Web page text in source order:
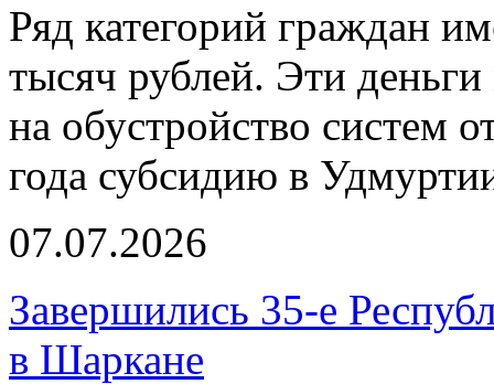
Ряд категорий граждан
тысяч рублей. Эти
на обустройство систем
года субсидию в
07.07.2026
Завершились 35-е
в Шаркане